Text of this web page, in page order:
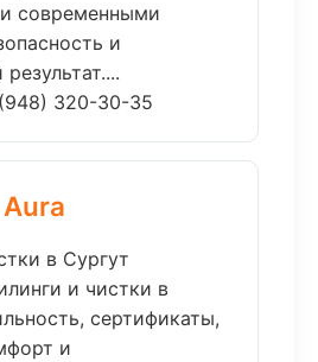
современными
и
320-30-35
в Сургут
и чистки в
сертификаты,
и